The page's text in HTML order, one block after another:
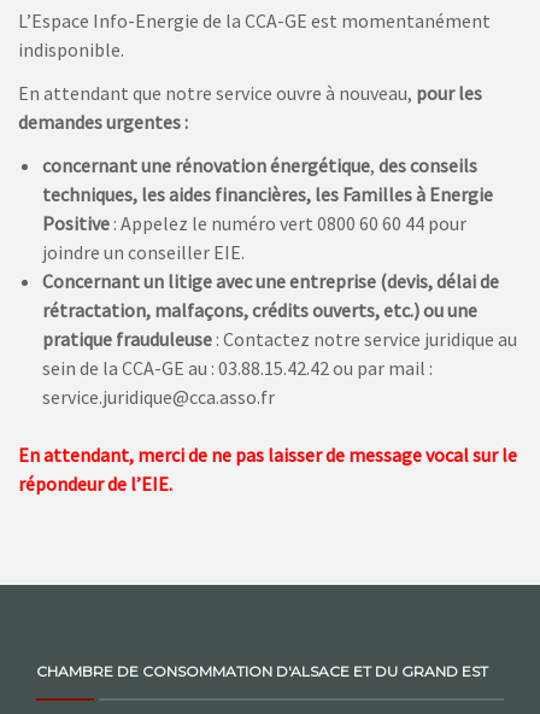
L’Espace Info-Energie de la CCA-GE est momentanément
indisponible.
En attendant que notre service ouvre à nouveau, pour les
demandes urgentes :
concernant une rénovation énergétique, des conseils
techniques, les aides financières, les Familles à Energie
Positive : Appelez le numéro vert 0800 60 60 44 pour
joindre un conseiller EIE.
Concernant un litige avec une entreprise (devis, délai de
rétractation, malfaçons, crédits ouverts, etc.) ou une
pratique frauduleuse : Contactez notre service juridique au
sein de la CCA-GE au : 03.88.15.42.42 ou par mail :
service.juridique@cca.asso.fr
En attendant, merci de ne pas laisser de message vocal sur le
répondeur de l’EIE.
CHAMBRE DE CONSOMMATION D'ALSACE ET DU GRAND EST